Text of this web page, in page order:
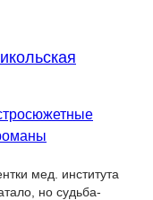
мед. института
но судьба-